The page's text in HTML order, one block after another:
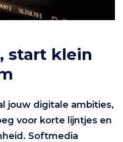
start klein
jouw digitale ambities,
voor korte lijntjes en
Softmedia